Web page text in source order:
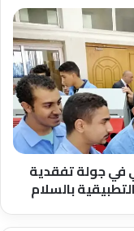
في جولة تفقدية
بالسلام